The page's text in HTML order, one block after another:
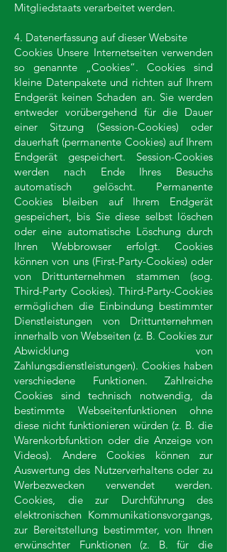
Mitgliedstaats verarbeitet werden.
4. Datenerfassung auf dieser Website
Cookies Unsere Internetseiten verwenden
so genannte „Cookies“. Cookies sind
kleine Datenpakete und richten auf Ihrem
Endgerät keinen Schaden an. Sie werden
entweder vorübergehend für die Dauer
einer Sitzung (Session-Cookies) oder
dauerhaft (permanente Cookies) auf Ihrem
Endgerät gespeichert. Session-Cookies
werden nach Ende Ihres Besuchs
automatisch gelöscht. Permanente
Cookies bleiben auf Ihrem Endgerät
gespeichert, bis Sie diese selbst löschen
oder eine automatische Löschung durch
Ihren Webbrowser erfolgt. Cookies
können von uns (First-Party-Cookies) oder
von Drittunternehmen stammen (sog.
Third-Party Cookies). Third-Party-Cookies
ermöglichen die Einbindung bestimmter
Dienstleistungen von Drittunternehmen
innerhalb von Webseiten (z. B. Cookies zur
Abwicklung von
Zahlungsdienstleistungen). Cookies haben
verschiedene Funktionen. Zahlreiche
Cookies sind technisch notwendig, da
bestimmte Webseitenfunktionen ohne
diese nicht funktionieren würden (z. B. die
Warenkorbfunktion oder die Anzeige von
Videos). Andere Cookies können zur
Auswertung des Nutzerverhaltens oder zu
Werbezwecken verwendet werden.
Cookies, die zur Durchführung des
elektronischen Kommunikationsvorgangs,
zur Bereitstellung bestimmter, von Ihnen
erwünschter Funktionen (z. B. für die